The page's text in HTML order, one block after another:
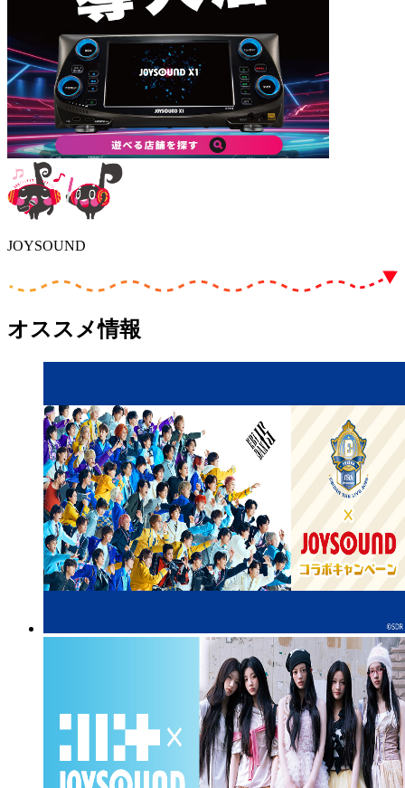
JOYSOUND
オススメ情報